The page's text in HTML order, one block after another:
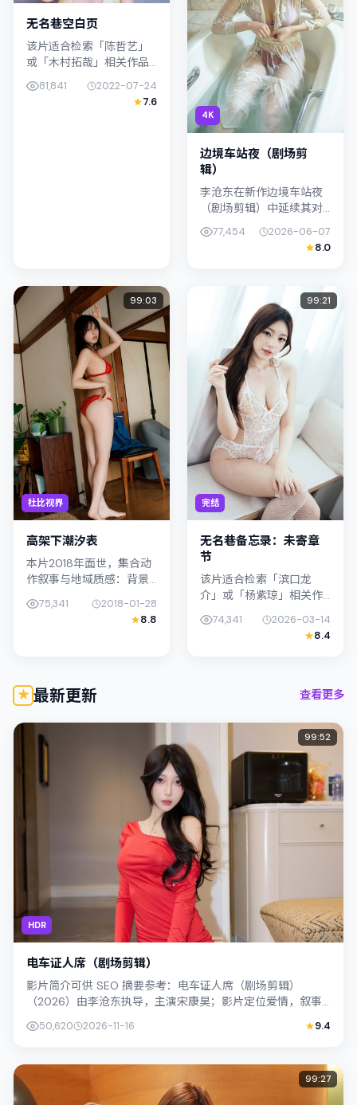
无名巷空白页
该片适合检索「陈哲艺」
或「木村拓哉」相关作品
的观众：无名巷空白页在
2022年发行，类型上归入
奇幻，叙事焦点落在家庭
81,841
2022-07-24
7.6
4K
边境车站夜（剧场剪
辑）
李沧东在新作边境车站夜
（剧场剪辑）中延续其对
都市情绪的敏锐捕捉；故
事扎根于泰国（曼谷）的
日常空间，类型定位为喜
77,454
2026-06-07
8.0
杜比视界
99:03
高架下潮汐表
本片2018年面世，集合动
作叙事与地域质感：背景
化肌理相呼应。导演杨德
昌善用光影与声场塑造孤
75,341
2018-01-28
8.8
完结
99:21
无名巷备忘录：未寄章
节
该片适合检索「滨口龙
介」或「杨紫琼」相关作
录：未寄章节在2026年发
行，类型上归入传记，叙
74,341
2026-03-14
8.4
最新更新 查看更多
HDR
99:52
电车证人席（剧场剪辑）
影片简介可供 SEO 摘要参考：电车证人席（剧场剪辑）
（2026）由李沧东执导，主演宋康昊；影片定位爱情，叙事
50,620 2026-11-16 9.4
99:27